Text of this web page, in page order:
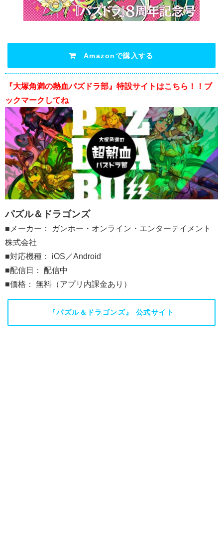
Amazonで購入する
『大塚角満の熱血パズドラ部』特設サイトはこちら！！ブ
ックマークしてね
パズル＆ドラゴンズ
■メーカー： ガンホー・オンライン・エンターテイメント
株式会社
■対応機種： iOS／Android
■配信日： 配信中
■価格： 無料（アプリ内課金あり）
『パズル＆ドラゴンズ』 公式サイト